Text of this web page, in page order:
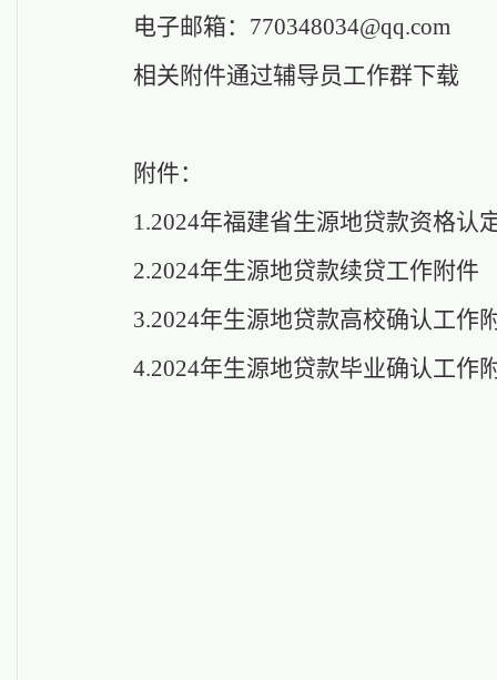
电子邮箱： 770348034@qq.com
相关附件通过辅导员工作群下载
附件：
1.2024年福建省生源地贷款资格认
2.2024年生源地贷款续贷工作附件
3.2024年生源地贷款高校确认工作
4.2024年生源地贷款毕业确认工作